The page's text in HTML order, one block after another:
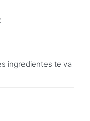
ingredientes te va